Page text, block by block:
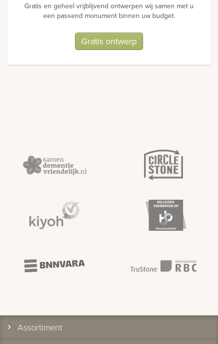
Gratis en geheel vrijblijvend ontwerpen wij samen met u
een passend monument binnen uw budget.
Gratis ontwerp
Assortiment